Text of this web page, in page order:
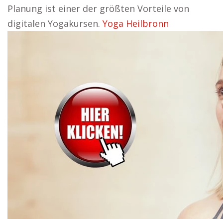
Planung ist einer der größten Vorteile von
digitalen Yogakursen. Yoga Heilbronn